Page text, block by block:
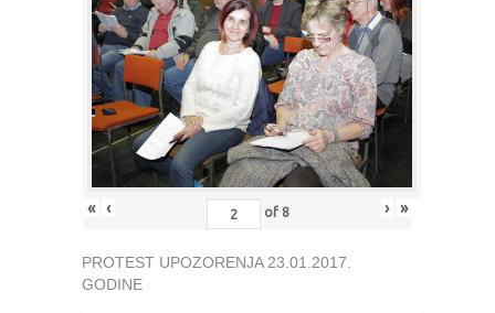
« ‹ of 8 › »
PROTEST UPOZORENJA 23.01.2017.
GODINE